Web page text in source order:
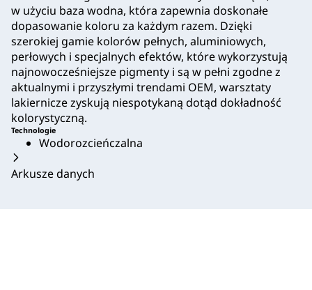
w użyciu baza wodna, która zapewnia doskonałe
dopasowanie koloru za każdym razem. Dzięki
szerokiej gamie kolorów pełnych, aluminiowych,
perłowych i specjalnych efektów, które wykorzystują
najnowocześniejsze pigmenty i są w pełni zgodne z
aktualnymi i przyszłymi trendami OEM, warsztaty
lakiernicze zyskują niespotykaną dotąd dokładność
kolorystyczną.
Technologie
Wodorozcieńczalna
Arkusze danych